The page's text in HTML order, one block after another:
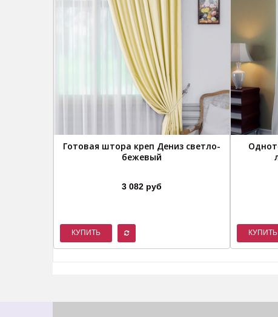
Готовая штора креп Дениз светло-
бежевый
3 082 руб
КУПИТЬ КУПИТЬ